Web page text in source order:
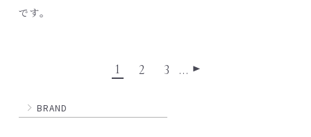
です。
1 2 3 … ▶
BRAND